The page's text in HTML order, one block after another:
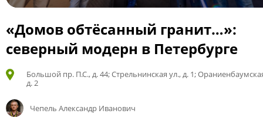
«Домов обтёсанный гранит…»:
северный модерн в Петербурге
Большой пр. П.С., д. 44; Стрельнинская ул., д. 1;
д. 2
Чепель Александр Иванович